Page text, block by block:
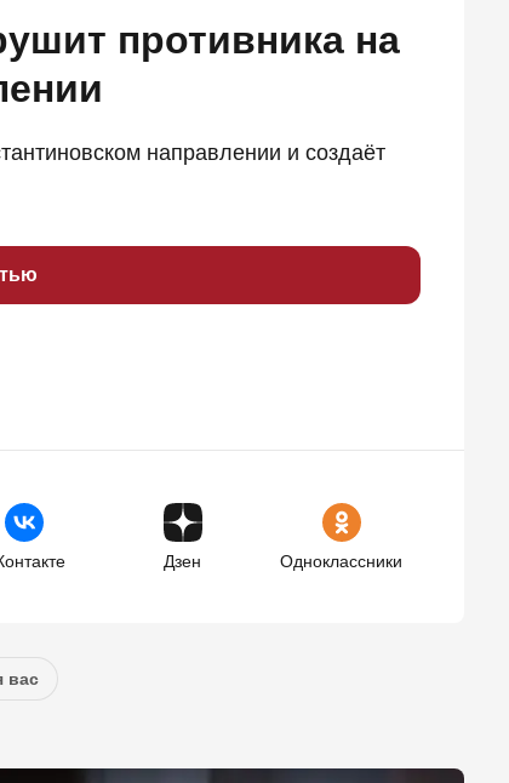
противника на
направлении и создаёт
Дзен Одноклассники
вас